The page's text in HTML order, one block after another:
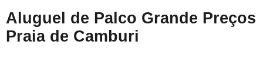
Aluguel de Palco Grande Preços
Praia de Camburi